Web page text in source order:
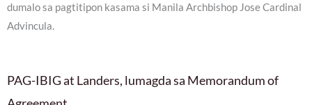
dumalo sa pagtitipon kasama si Manila Archbishop Jose Cardinal
Advincula.
PAG-IBIG at Landers, lumagda sa Memorandum of